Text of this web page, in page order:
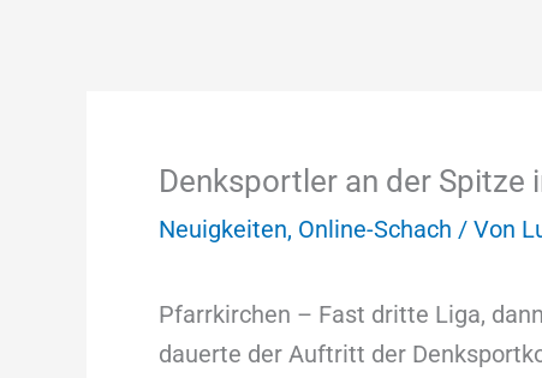
Denksportler an der Spitze
Neuigkeiten, Online-Schach / Von
Pfarrkirchen – Fast dritte Liga,
dauerte der Auftritt der